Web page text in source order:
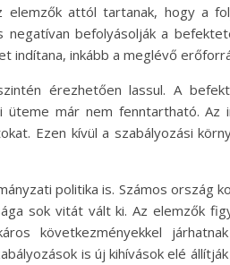
attól tartanak, hogy a
befolyásolják a
inkább a meglévő
érezhetően lassul. A
már nem fenntartható. Az
Ezen kívül a szabályozási
politika is. Számos
sok vitát vált ki. Az elemzők
következményekkel
is új kihívások elé